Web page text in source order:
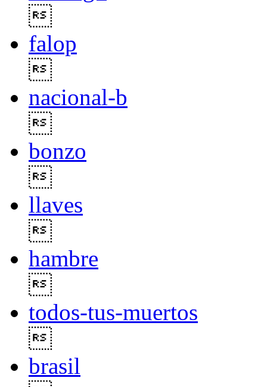
falop
nacional-b
bonzo
llaves
hambre
todos-tus-muertos
brasil